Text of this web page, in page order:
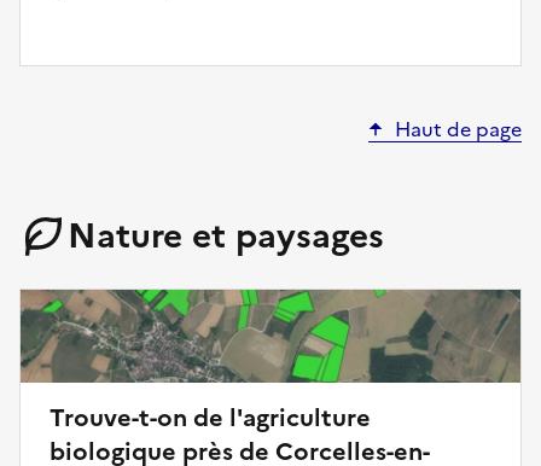
Haut de page
Nature et paysages
Trouve-t-on de l'agriculture
biologique près de Corcelles-en-